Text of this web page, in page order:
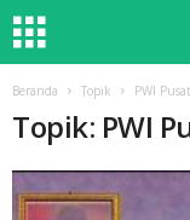
Beranda Topik PWI Pusat
Topik: PWI